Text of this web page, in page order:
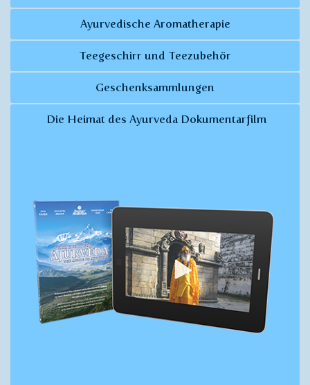
Ayurvedische Aromatherapie
Teegeschirr und Teezubehör
Geschenksammlungen
Die Heimat des Ayurveda Dokumentarfilm